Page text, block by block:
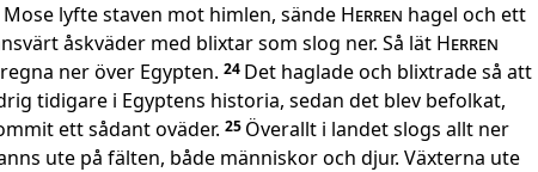
Mose lyfte staven mot himlen, sände Herren hagel och ett
åskväder med blixtar som slog ner. Så lät Herren
ner över Egypten. 24 Det haglade och blixtrade så att
tidigare i Egyptens historia, sedan det blev befolkat,
ett sådant oväder. 25 Överallt i landet slogs allt ner
ute på fälten, både människor och djur. Växterna ute